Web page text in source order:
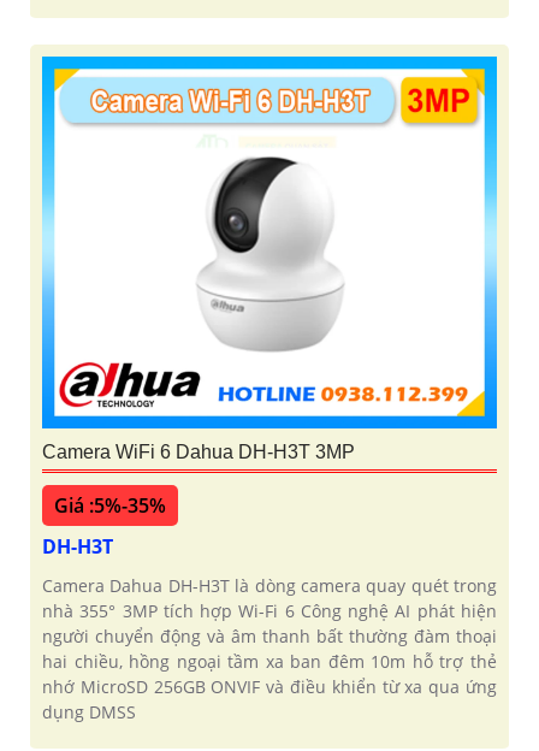
Camera WiFi 6 Dahua DH-H3T 3MP
Giá :5%-35%
DH-H3T
Camera Dahua DH-H3T là dòng camera quay quét trong
nhà 355° 3MP tích hợp Wi-Fi 6 Công nghệ AI phát hiện
người chuyển động và âm thanh bất thường đàm thoại
hai chiều, hồng ngoại tầm xa ban đêm 10m hỗ trợ thẻ
nhớ MicroSD 256GB ONVIF và điều khiển từ xa qua ứng
dụng DMSS